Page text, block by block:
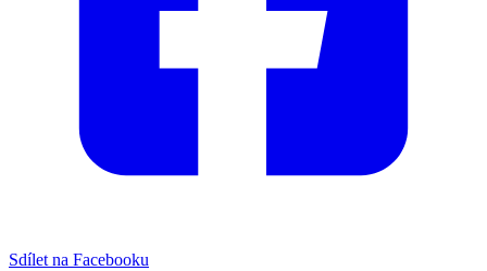
Sdílet na Facebooku